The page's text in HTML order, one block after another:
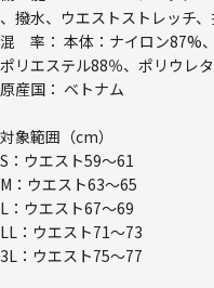
、撥水、ウエストストレッチ
混 率： 本体：ナイロン87%
ポリエステル88％、ポリウレ
原産国： ベトナム
対象範囲（cm）
S：ウエスト59～61
M：ウエスト63～65
L：ウエスト67～69
LL：ウエスト71～73
3L：ウエスト75～77